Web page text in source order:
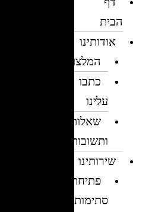
הבית
אודותינו
המלצות
כתבו
עלינו
שאלות
ותשובות
שירותינו
פתיחת
סתימות